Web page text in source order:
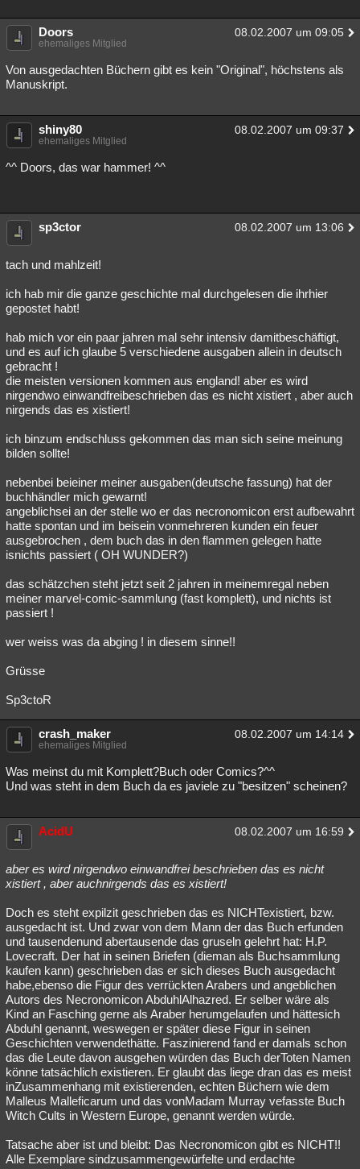
Doors 08.02.2007 um 09:05
ehemaliges Mitglied
Von ausgedachten Büchern gibt es kein "Original", höchstens als
Manuskript.
shiny80 08.02.2007 um 09:37
ehemaliges Mitglied
^^ Doors, das war hammer! ^^
sp3ctor 08.02.2007 um 13:06
tach und mahlzeit!
ich hab mir die ganze geschichte mal durchgelesen die ihrhier
gepostet habt!
hab mich vor ein paar jahren mal sehr intensiv damitbeschäftigt,
und es auf ich glaube 5 verschiedene ausgaben allein in deutsch
gebracht !
die meisten versionen kommen aus england! aber es wird
nirgendwo einwandfreibeschrieben das es nicht xistiert , aber auch
nirgends das es xistiert!
ich binzum endschluss gekommen das man sich seine meinung
bilden sollte!
nebenbei beieiner meiner ausgaben(deutsche fassung) hat der
buchhändler mich gewarnt!
angeblichsei an der stelle wo er das necronomicon erst aufbewahrt
hatte spontan und im beisein vonmehreren kunden ein feuer
ausgebrochen , dem buch das in den flammen gelegen hatte
isnichts passiert ( OH WUNDER?)
das schätzchen steht jetzt seit 2 jahren in meinemregal neben
meiner marvel-comic-sammlung (fast komplett), und nichts ist
passiert !
wer weiss was da abging ! in diesem sinne!!
Grüsse
Sp3ctoR
crash_maker 08.02.2007 um 14:14
ehemaliges Mitglied
Was meinst du mit Komplett?Buch oder Comics?^^
Und was steht in dem Buch da es javiele zu "besitzen" scheinen?
AcidU 08.02.2007 um 16:59
aber es wird nirgendwo einwandfrei beschrieben das es nicht
xistiert , aber auchnirgends das es xistiert!
Doch es steht expilzit geschrieben das es NICHTexistiert, bzw.
ausgedacht ist. Und zwar von dem Mann der das Buch erfunden
und tausendenund abertausende das gruseln gelehrt hat: H.P.
Lovecraft. Der hat in seinen Briefen (dieman als Buchsammlung
kaufen kann) geschrieben das er sich dieses Buch ausgedacht
habe,ebenso die Figur des verrückten Arabers und angeblichen
Autors des Necronomicon AbduhlAlhazred. Er selber wäre als
Kind an Fasching gerne als Araber herumgelaufen und hättesich
Abduhl genannt, weswegen er später diese Figur in seinen
Geschichten verwendethätte. Faszinierend fand er damals schon
das die Leute davon ausgehen würden das Buch derToten Namen
könne tatsächlich existieren. Er glaubt das liege dran das es meist
inZusammenhang mit existierenden, echten Büchern wie dem
Malleus Malleficarum und das vonMadam Murray vefasste Buch
Witch Cults in Western Europe, genannt werden würde.
Tatsache aber ist und bleibt: Das Necronomicon gibt es NICHT!!
Alle Exemplare sindzusammengewürfelte und erdachte